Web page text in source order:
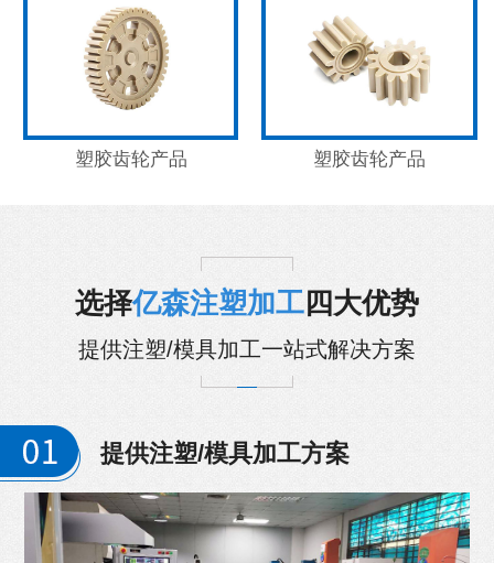
塑胶齿轮产品 塑胶齿轮产品
选择亿森注塑加工 四大优势
提供注塑/模具加工一站式解决方案
提供注塑/模具加工方案